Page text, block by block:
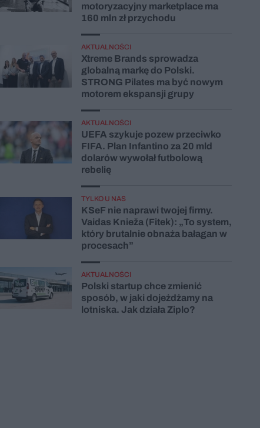
motoryzacyjny marketplace ma
160 mln zł przychodu
AKTUALNOŚCI
Xtreme Brands sprowadza
globalną markę do Polski.
STRONG Pilates ma być nowym
motorem ekspansji grupy
AKTUALNOŚCI
UEFA szykuje pozew przeciwko
FIFA. Plan Infantino za 20 mld
dolarów wywołał futbolową
rebelię
TYLKO U NAS
KSeF nie naprawi twojej firmy.
Vaidas Knieža (Fitek): „To system,
który brutalnie obnaża bałagan w
procesach”
AKTUALNOŚCI
Polski startup chce zmienić
sposób, w jaki dojeżdżamy na
lotniska. Jak działa Ziplo?